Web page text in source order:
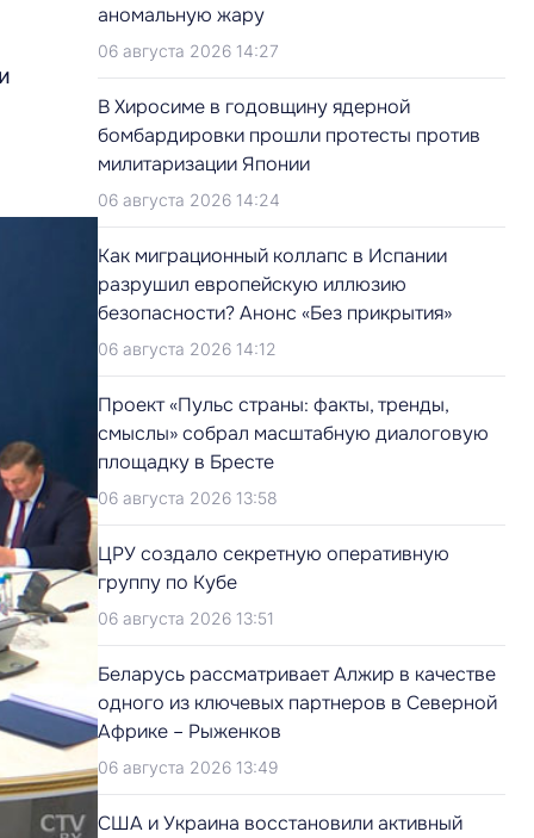
аномальную жару
06 августа 2026 14:27
В Хиросиме в годовщину ядерной
бомбардировки прошли протесты против
милитаризации Японии
06 августа 2026 14:24
Как миграционный коллапс в Испании
разрушил европейскую иллюзию
безопасности? Анонс «Без прикрытия»
06 августа 2026 14:12
Проект «Пульс страны: факты, тренды,
смыслы» собрал масштабную диалоговую
площадку в Бресте
06 августа 2026 13:58
ЦРУ создало секретную оперативную
группу по Кубе
06 августа 2026 13:51
Беларусь рассматривает Алжир в качестве
одного из ключевых партнеров в Северной
Африке – Рыженков
06 августа 2026 13:49
США и Украина восстановили активный